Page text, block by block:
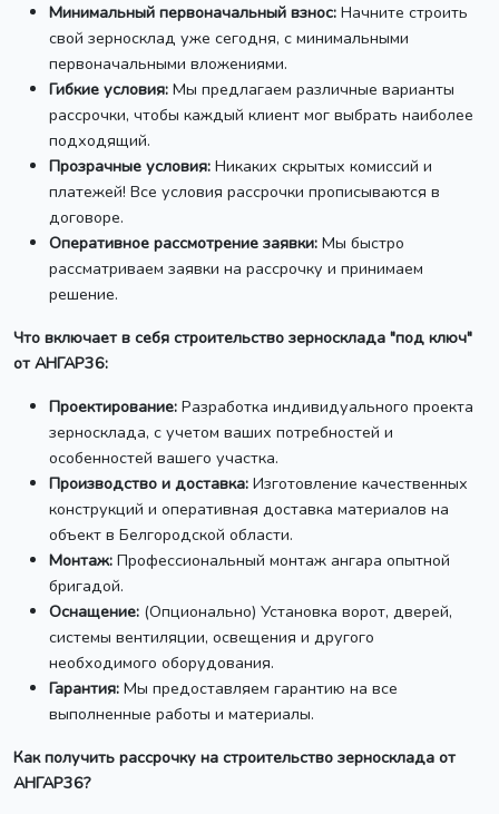
Минимальный первоначальный взнос: Начните строить
свой зерносклад уже сегодня, с минимальными
первоначальными вложениями.
Гибкие условия: Мы предлагаем различные варианты
рассрочки, чтобы каждый клиент мог выбрать наиболее
подходящий.
Прозрачные условия: Никаких скрытых комиссий и
платежей! Все условия рассрочки прописываются в
договоре.
Оперативное рассмотрение заявки: Мы быстро
рассматриваем заявки на рассрочку и принимаем
решение.
Что включает в себя строительство зерносклада "под ключ"
от АНГАР36:
Проектирование: Разработка индивидуального проекта
зерносклада, с учетом ваших потребностей и
особенностей вашего участка.
Производство и доставка: Изготовление качественных
конструкций и оперативная доставка материалов на
объект в Белгородской области.
Монтаж: Профессиональный монтаж ангара опытной
бригадой.
Оснащение: (Опционально) Установка ворот, дверей,
системы вентиляции, освещения и другого
необходимого оборудования.
Гарантия: Мы предоставляем гарантию на все
выполненные работы и материалы.
Как получить рассрочку на строительство зерносклада от
АНГАР36?